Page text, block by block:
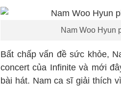
Nam Woo Hyun
Bất chấp vấn đề sức khỏe,
concert của Infinite và mới
bài hát. Nam ca sĩ giải thích vì